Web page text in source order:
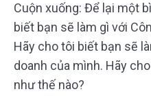
Cuộn xuống: Để lại một
biết bạn sẽ làm gì với
Hãy cho tôi biết bạn sẽ
doanh của mình. Hãy
như thế nào?